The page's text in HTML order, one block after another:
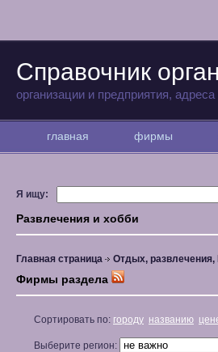
Справочник
организации и предприятия,
главная фирмы
Я ищу:
Развлечения и хобби
Главная страница Отдых,
Фирмы раздела
Сортировать по: городу названию
Выберите регион: